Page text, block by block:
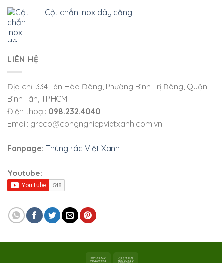
Cột chắn inox dây căng
LIÊN HỆ
Địa chỉ: 334 Tân Hòa Đông, Phường Bình Trị Đông, Quận
Bình Tân, TP.HCM
Điện thoại: 098.232.4040
Email: greco@congnghiepvietxanh.com.vn
Fanpage: Thùng rác Việt Xanh
Youtube: